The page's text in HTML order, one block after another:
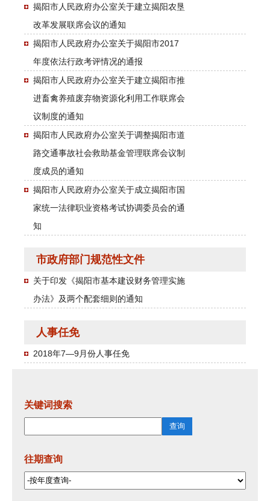
揭阳市人民政府办公室关于建立揭阳农垦
改革发展联席会议的通知
揭阳市人民政府办公室关于揭阳市2017
年度依法行政考评情况的通报
揭阳市人民政府办公室关于建立揭阳市推
进畜禽养殖废弃物资源化利用工作联席会
议制度的通知
揭阳市人民政府办公室关于调整揭阳市道
路交通事故社会救助基金管理联席会议制
度成员的通知
揭阳市人民政府办公室关于成立揭阳市国
家统一法律职业资格考试协调委员会的通
知
市政府部门规范性文件
关于印发《揭阳市基本建设财务管理实施
办法》及两个配套细则的通知
人事任免
2018年7—9月份人事任免
关键词搜索
往期查询